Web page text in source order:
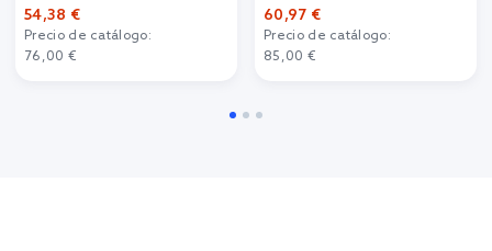
54,38 €
Precio de catálogo:
76,00 €
60,97 €
Precio de catálogo:
85,00 €